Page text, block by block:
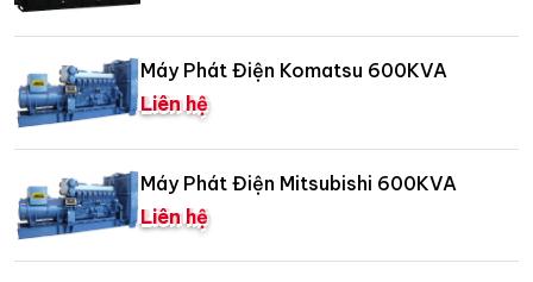
Máy Phát Điện Komatsu 600KVA
Liên hệ
Máy Phát Điện Mitsubishi 600KVA
Liên hệ